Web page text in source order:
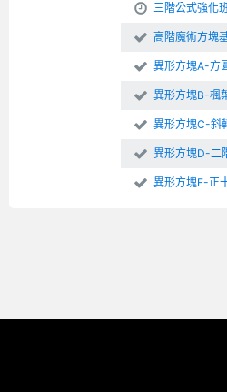
三階公式強化
高階魔術方塊
異形方塊A-方
異形方塊B-楓
異形方塊C-斜
異形方塊D-二
異形方塊E-正